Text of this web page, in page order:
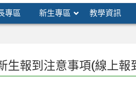
專區 新生專區 教學資訊
生報到注意事項(線上報